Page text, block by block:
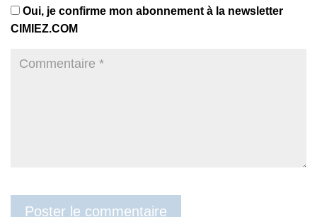
Oui, je confirme mon abonnement à la newsletter
CIMIEZ.COM